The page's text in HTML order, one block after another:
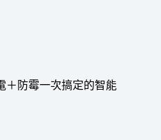
＋防霉一次搞定的智能